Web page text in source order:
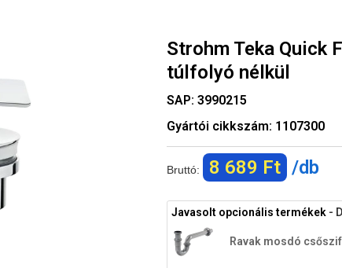
Strohm Teka Quick
túlfolyó nélkül
SAP: 3990215
Gyártói cikkszám: 1107300
Bruttó: 8 689 Ft /db
Javasolt opcionális termékek -
Ravak mosdó